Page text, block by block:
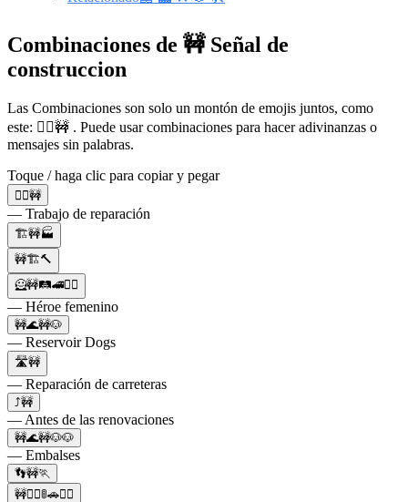
Combinaciones de 🚧 Señal de
construccion
Las Combinaciones son solo un montón de emojis juntos, como
este: 👷‍♀️🚧 . Puede usar combinaciones para hacer adivinanzas o
mensajes sin palabras.
Toque / haga clic para copiar y pegar
👷‍♀️🚧
— Trabajo de reparación
🏗️🚧🏭
🚧🏗🔨
🦸🚧🛤️🚄🦸‍♀️
— Héroe femenino
🚧🌊🚧🐶
— Reservoir Dogs
🛣️🚧
— Reparación de carreteras
⤴️🚧
— Antes de las renovaciones
🚧🌊🚧🐶🐶
— Embalses
👣🚧🏃
🚧👷‍♀️🚦🚗👷‍♂️